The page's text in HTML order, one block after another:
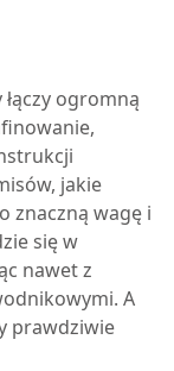
ogromną
jakie
znaczną wagę i
się w
nawet z
A
prawdziwie